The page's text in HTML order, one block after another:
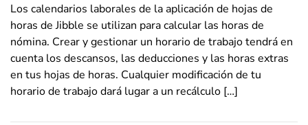
Los calendarios laborales de la aplicación de hojas de
horas de Jibble se utilizan para calcular las horas de
nómina. Crear y gestionar un horario de trabajo tendrá en
cuenta los descansos, las deducciones y las horas extras
en tus hojas de horas. Cualquier modificación de tu
horario de trabajo dará lugar a un recálculo […]